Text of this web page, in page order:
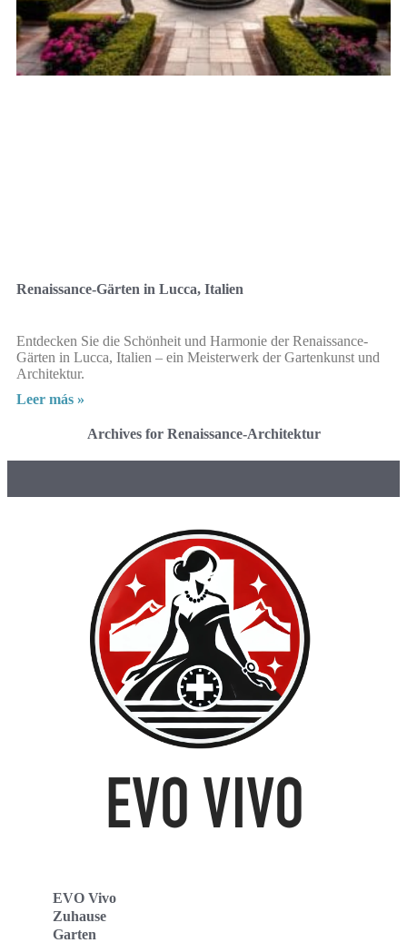
Renaissance-Gärten in Lucca, Italien
Entdecken Sie die Schönheit und Harmonie der Renaissance-
Gärten in Lucca, Italien – ein Meisterwerk der Gartenkunst und
Architektur.
Leer más »
Archives for Renaissance-Architektur
EVO Vivo
Zuhause
Garten